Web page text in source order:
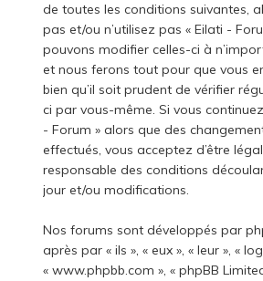
de toutes les conditions suivantes,
pas et/ou n’utilisez pas « Eilati -
pouvons modifier celles-ci à
et nous ferons tout pour que vous
bien qu’il soit prudent de vérifier
ci par vous-même. Si vous continuez
- Forum » alors que des
effectués, vous acceptez d’être
responsable des conditions
jour et/ou modifications.
Nos forums sont développés par
après par « ils », « eux », « leur », «
« www.phpbb.com », « phpBB